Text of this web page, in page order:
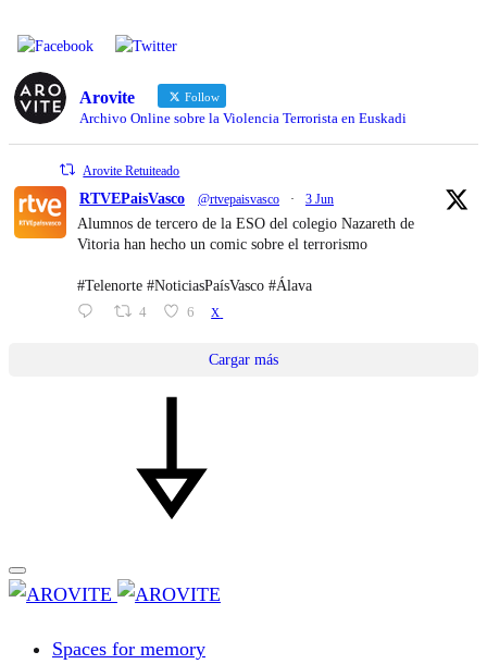
Arovite Follow
Archivo Online sobre la Violencia Terrorista en Euskadi
Arovite Retuiteado
RTVEPaisVasco @rtvepaisvasco · 3 Jun
Alumnos de tercero de la ESO del colegio Nazareth de
Vitoria han hecho un comic sobre el terrorismo
#Telenorte #NoticiasPaísVasco #Álava
4 6 X
Cargar más
Spaces for memory